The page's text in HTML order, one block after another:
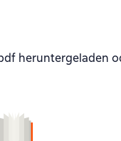
heruntergeladen